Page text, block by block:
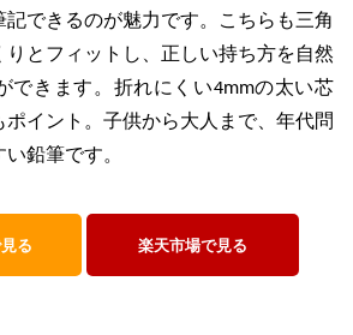
できるのが魅力です。こちらも三角
とフィットし、正しい持ち方を自然
できます。折れにくい4mmの太い芯
イント。子供から大人まで、年代問
鉛筆です。
る 楽天市場で見る